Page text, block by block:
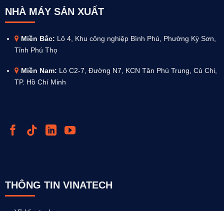
NHÀ MÁY SẢN XUẤT
Miền Bắc: Lô 4, Khu công nghiệp Bình Phú, Phường Kỳ Sơn,
Tỉnh Phú Thọ
Miền Nam: Lô C2-7, Đường N7, KCN Tân Phú Trung, Củ Chi,
TP. Hồ Chí Minh
THÔNG TIN VINATECH